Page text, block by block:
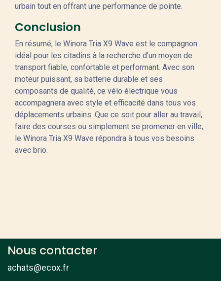
urbain tout en offrant une performance de pointe.
Conclusion
En résumé, le Winora Tria X9 Wave est le compagnon
idéal pour les citadins à la recherche d'un moyen de
transport fiable, confortable et performant. Avec son
moteur puissant, sa batterie durable et ses
composants de qualité, ce vélo électrique vous
accompagnera avec style et efficacité dans tous vos
déplacements urbains. Que ce soit pour aller au travail,
faire des courses ou simplement se promener en ville,
le Winora Tria X9 Wave répondra à tous vos besoins
avec brio.
Nous contacter
achats@ecox.fr